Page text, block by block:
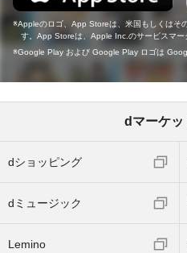
Appleのロゴ、App Storeは、米国もしくはそ
す。App Storeは、Apple Inc.のサービスマー
Google Play および Google Play ロゴは
dマーケッ
dショッピング
dミュージック
Lemino